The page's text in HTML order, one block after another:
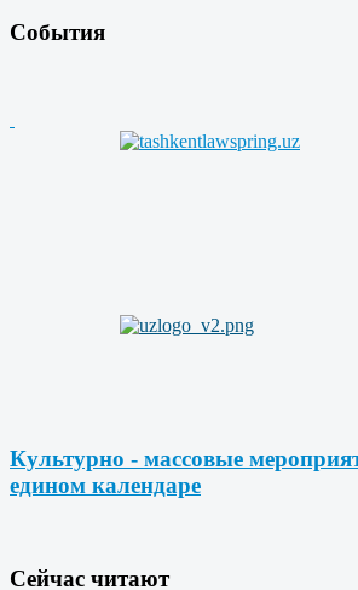
События
Культурно - массовые
едином календаре
Cейчас читают